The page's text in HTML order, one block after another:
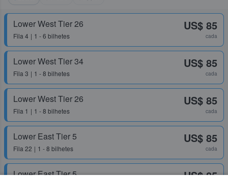
Lower West Tier 26
Fila 4 1 - 6 bilhetes
US$ 85
cada
Lower West Tier 34
Fila 3 1 - 8 bilhetes
US$ 85
cada
Lower West Tier 26
Fila 1 1 - 8 bilhetes
US$ 85
cada
Lower East Tier 5
Fila 22 1 - 8 bilhetes
US$ 85
cada